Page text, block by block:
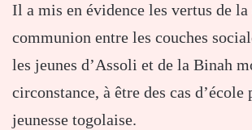
Il a mis en évidence les vertus de
communion entre les couches
les jeunes d’Assoli et de la Binah
circonstance, à être des cas
jeunesse togolaise.